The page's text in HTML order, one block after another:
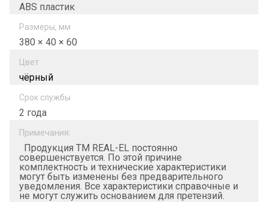
ABS пластик
Размеры, мм
380 × 40 × 60
Цвет
чёрный
Срок службы
2 года
Примечания:
Продукция ТМ REAL-EL постоянно
совершенствуется. По этой причине
комплектность и технические характеристики
могут быть изменены без предварительного
уведомления. Все характеристики справочные и
не могут служить основанием для претензий.